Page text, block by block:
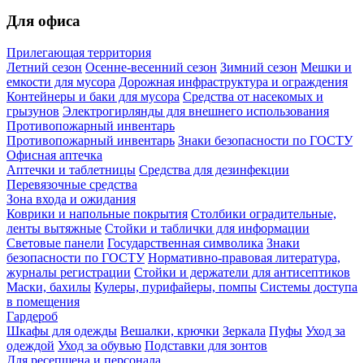
Для офиса
Прилегающая территория
Летний сезон Осенне-весенний сезон Зимний сезон Мешки и
емкости для мусора Дорожная инфраструктура и ограждения
Контейнеры и баки для мусора Средства от насекомых и
грызунов Электрогирлянды для внешнего использования
Противопожарный инвентарь
Противопожарный инвентарь Знаки безопасности по ГОСТУ
Офисная аптечка
Аптечки и таблетницы Средства для дезинфекции
Перевязочные средства
Зона входа и ожидания
Коврики и напольные покрытия Столбики оградительные,
ленты вытяжные Стойки и таблички для информации
Световые панели Государственная символика Знаки
безопасности по ГОСТУ Нормативно-правовая литература,
журналы регистрации Стойки и держатели для антисептиков
Маски, бахилы Кулеры, пурифайеры, помпы Системы доступа
в помещения
Гардероб
Шкафы для одежды Вешалки, крючки Зеркала Пуфы Уход за
одеждой Уход за обувью Подставки для зонтов
Для ресепшена и персонала